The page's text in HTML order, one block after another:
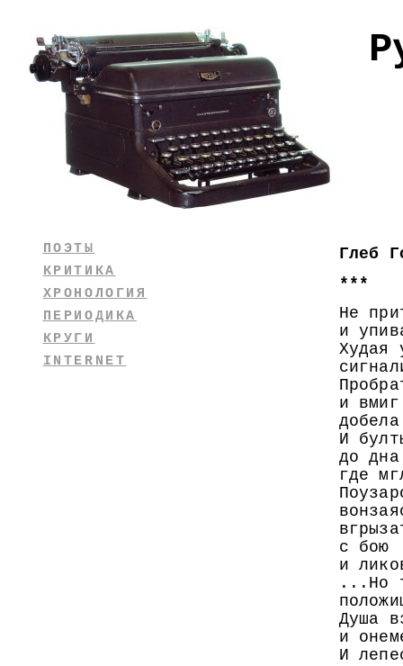
Глеб
***
Не
и
Худая
и вмиг
И
до
где
с бою
и
...Но
Душа
и
И
ПОЭТЫ
КРИТИКА
ХРОНОЛОГИЯ
ПЕРИОДИКА
КРУГИ
INTERNET